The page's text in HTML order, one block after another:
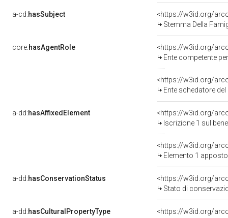
a-cd:hasSubject
<https://w3id.org/
Stemma Della
core:hasAgentRole
<https://w3id.org/
Ente competente per tutela
<https://w3id.org/
Ente schedatore del bene
a-dd:hasAffixedElement
<https://w3id.org/
Iscrizione 1 sul
<https://w3id.org/
Elemento 1
a-dd:hasConservationStatus
<https://w3id.org/
Stato di
a-dd:hasCulturalPropertyType
<https://w3id.org/